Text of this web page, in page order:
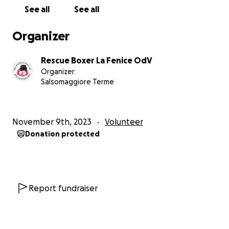
cani che abbiamo in carico, il cibo e le spese per le
le persone che amano gli animali e in particolare i
boxer.
See all See all
Organizer
Rescue Boxer La Fenice OdV
Organizer
Salsomaggiore Terme
November 9th, 2023 Volunteer
Donation protected
Report fundraiser